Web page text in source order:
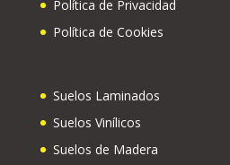
Política de Privacidad
Política de Cookies
Suelos Laminados
Suelos Vinílicos
Suelos de Madera